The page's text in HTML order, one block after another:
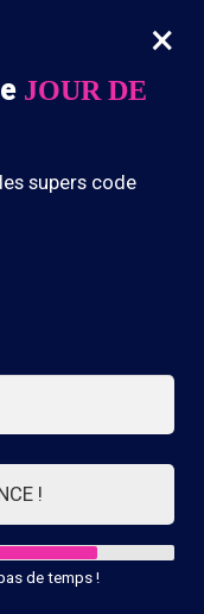
0
code “DRIP10”
×
JOUR DE
supers code
!
de temps !